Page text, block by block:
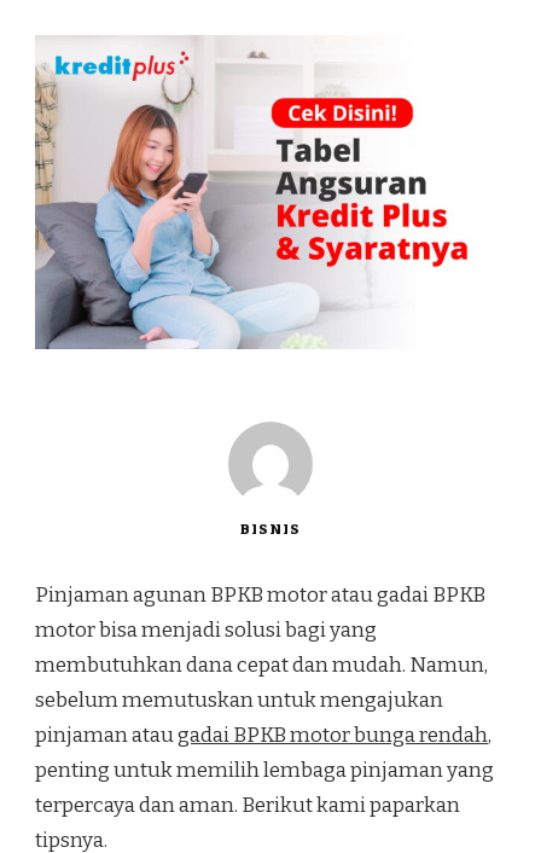
BISNIS
Pinjaman agunan BPKB motor atau gadai BPKB
motor bisa menjadi solusi bagi yang
membutuhkan dana cepat dan mudah. Namun,
sebelum memutuskan untuk mengajukan
pinjaman ataugadai BPKB motor bunga rendah,
penting untuk memilih lembaga pinjaman yang
terpercaya dan aman. Berikut kami paparkan
tipsnya.